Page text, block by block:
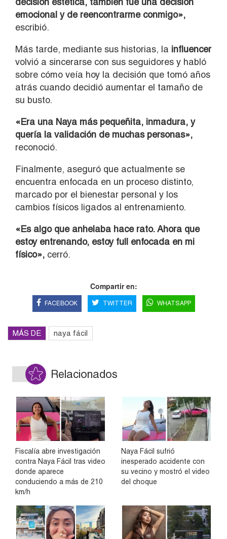
emocional y de reencontrarme conmigo»,
escribió.
Más tarde, mediante sus historias, la influencer
volvió a sincerarse con sus seguidores y habló
sobre cómo veía hoy la decisión que tomó años
atrás cuando decidió aumentar el tamaño de
su busto.
«Era una Naya más pequeñita, inmadura, y
quería la validación de muchas personas»,
reconoció.
Finalmente, aseguró que actualmente se
encuentra enfocada en un proceso distinto,
marcado por el bienestar personal y los
cambios físicos ligados al entrenamiento.
«Es algo que anhelaba hace rato. Ahora que
estoy entrenando, estoy full enfocada en mi
físico», cerró.
Compartir en:
FACEBOOK TWITTER WHATSAPP
MÁS DE naya fácil
Relacionados
Fiscalía abre investigación
contra Naya Fácil tras video
donde aparece
conduciendo a más de 210
km/h
Naya Fácil sufrió
inesperado accidente con
su vecino y mostró el video
del choque